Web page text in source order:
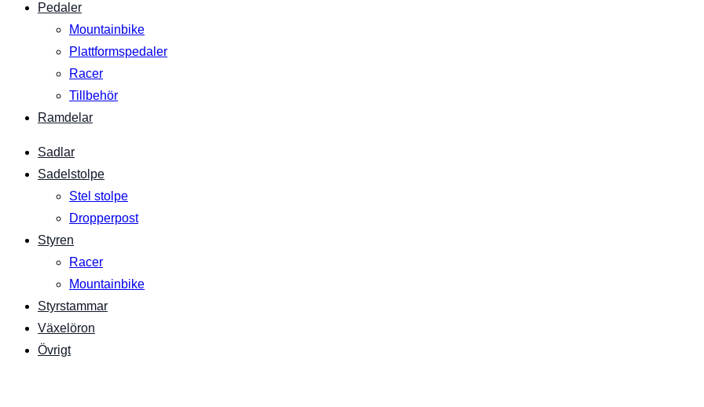
Pedaler
Mountainbike
Plattformspedaler
Racer
Tillbehör
Ramdelar
Sadlar
Sadelstolpe
Stel stolpe
Dropperpost
Styren
Racer
Mountainbike
Styrstammar
Växelöron
Övrigt